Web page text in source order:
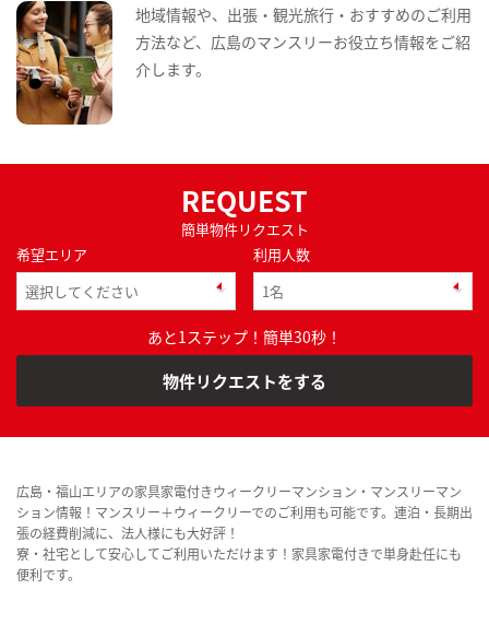
地域情報や、出張・観光旅行・おすすめのご利用
方法など、広島のマンスリーお役立ち情報をご紹
介します。
REQUEST
簡単物件リクエスト
希望エリア
利用人数
あと1ステップ！簡単30秒！
物件リクエストをする
広島・福山エリアの家具家電付きウィークリーマンション・マンスリーマン
ション情報！マンスリー＋ウィークリーでのご利用も可能です。連泊・長期出
張の経費削減に、法人様にも大好評！
寮・社宅として安心してご利用いただけます！家具家電付きで単身赴任にも
便利です。